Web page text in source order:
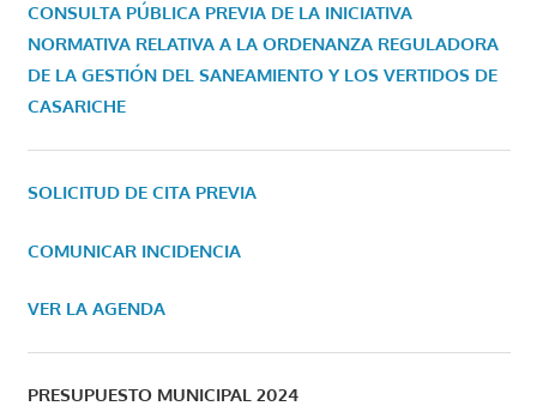
CONSULTA PÚBLICA PREVIA DE LA INICIATIVA
NORMATIVA RELATIVA A LA ORDENANZA REGULADORA
DE LA GESTIÓN DEL SANEAMIENTO Y LOS VERTIDOS DE
CASARICHE
SOLICITUD DE CITA PREVIA
COMUNICAR INCIDENCIA
VER LA AGENDA
PRESUPUESTO MUNICIPAL 2024